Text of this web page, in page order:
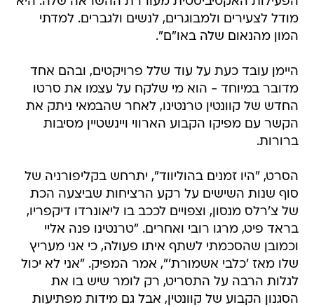
מודל לצעירים ולמבוגרים, לנשים ולגברים. למדתי
המון מהנאום שלה באו"ם".
היימן עובד כעת על עוד שלל פרויקטים, ובהם אחד
מדובר במיוחד - הוא מי שלקח על עצמו את סרטו
החדש של קוונטין טרנטינו, לאחר שהבמאי ניתק את
הקשר עם מפיקו הקבוע הארווי ויינשטיין מסיבות
ברורות.
הסרט, "היו זמנים בהוליווד", יתרחש בקליפורניה של
סוף שנות השישים על רקע הרציחות שביצעה הכת
של צ'רלס מנסון, וצפויים לככב בו ליאונרדו דיקפריו,
בראד פיט, מרגו רובי ואחרים. "טרנטינו פנה אליי
וכמובן שהסכמתי לשתף איתו פעולה, כי אני מעריץ
שלו מאז 'כלבי אשמורת'", אמר המפיק. "אני לא יכול
לגלות הרבה על התסריט, רק לומר שיש בו את
הסגנון הקבוע של קוונטין, אבל גם מידות מפתיעות